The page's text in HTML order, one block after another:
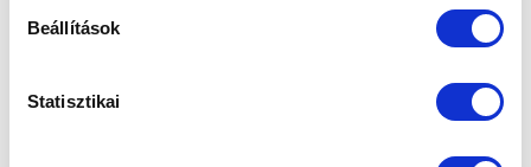
Beállítások
Statisztikai